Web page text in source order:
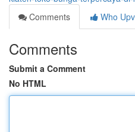
Comments
Who
Comments
Submit a Comment
No HTML